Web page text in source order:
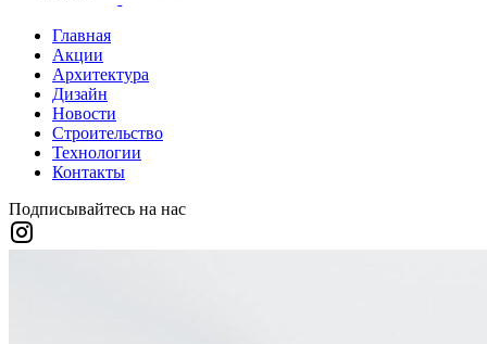
Главная
Акции
Архитектура
Дизайн
Новости
Строительство
Технологии
Контакты
Подписывайтесь на нас